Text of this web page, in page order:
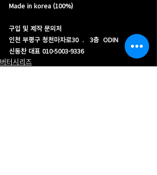
​Made in korea (100%)
구입 및 제작 문의처
인천 부평구 청천마차로30  .   3층  ODIN
신동찬 대표 010-5003-9336
버터시리즈